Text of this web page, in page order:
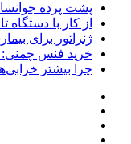
پشت پرده
از کار با
ژنراتور برای
خرید فنس چمنی:
چرا بیشتر